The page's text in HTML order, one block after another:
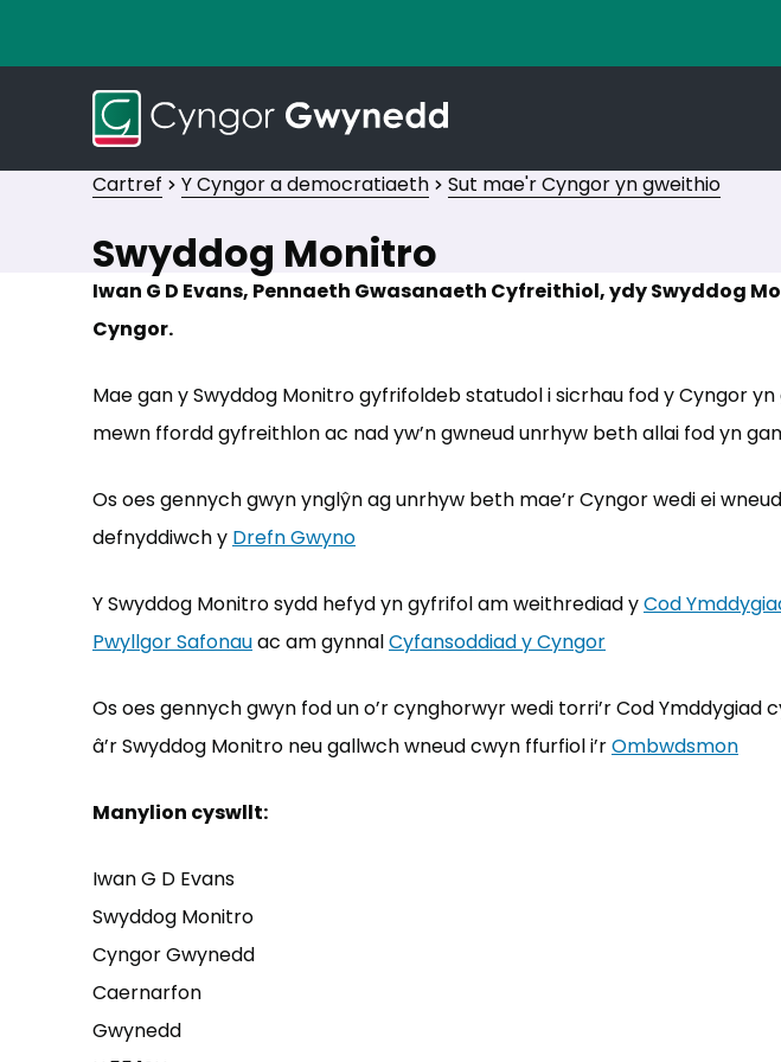
Cartref Y Cyngor a democratiaeth Sut mae'r Cyngor yn gweithio
Swyddog Monitro
Iwan G D Evans, Pennaeth Gwasanaeth Cyfreithiol, ydy Swyddog
Cyngor.
Mae gan y Swyddog Monitro gyfrifoldeb statudol i sicrhau fod y Cyngor
mewn ffordd gyfreithlon ac nad yw’n gwneud unrhyw beth allai fod yn
Os oes gennych gwyn ynglŷn ag unrhyw beth mae’r Cyngor wedi ei wneud
defnyddiwch y Drefn Gwyno
Y Swyddog Monitro sydd hefyd yn gyfrifol am weithrediad yCod
Pwyllgor Safonauac am gynnalCyfansoddiad y Cyngor
Os oes gennych gwyn fod un o’r cynghorwyr wedi torri’r Cod Ymddygiad
â’r Swyddog Monitro neu gallwch wneud cwyn ffurfiol i’rOmbwdsmon
Manylion cyswllt:
Iwan G D Evans
Swyddog Monitro
Cyngor Gwynedd
Caernarfon
Gwynedd